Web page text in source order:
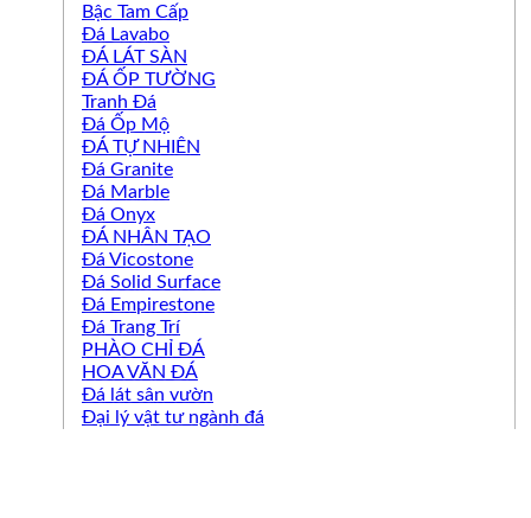
Bậc Tam Cấp
Đá Lavabo
ĐÁ LÁT SÀN
ĐÁ ỐP TƯỜNG
Tranh Đá
Đá Ốp Mộ
ĐÁ TỰ NHIÊN
Đá Granite
Đá Marble
Đá Onyx
ĐÁ NHÂN TẠO
Đá Vicostone
Đá Solid Surface
Đá Empirestone
Đá Trang Trí
PHÀO CHỈ ĐÁ
HOA VĂN ĐÁ
Đá lát sân vườn
Đại lý vật tư ngành đá